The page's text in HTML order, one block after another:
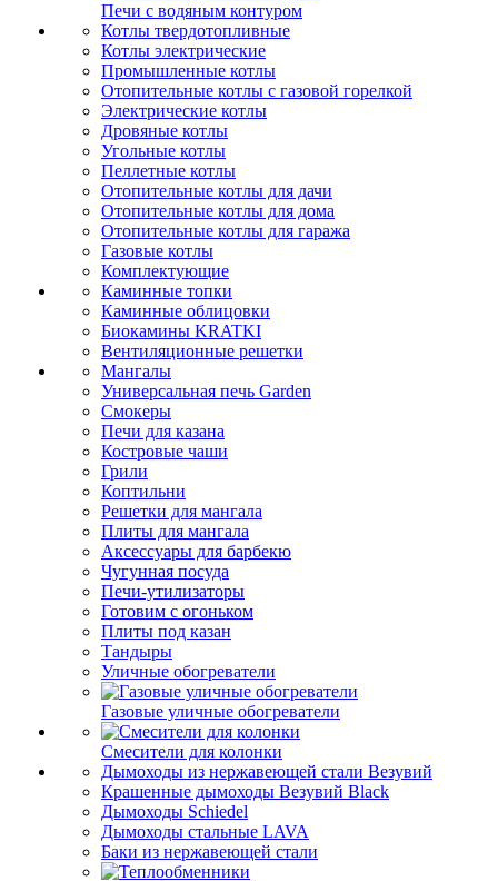
Печи с водяным контуром
Котлы твердотопливные
Котлы электрические
Промышленные котлы
Отопительные котлы с газовой горелкой
Электрические котлы
Дровяные котлы
Угольные котлы
Пеллетные котлы
Отопительные котлы для дачи
Отопительные котлы для дома
Отопительные котлы для гаража
Газовые котлы
Комплектующие
Каминные топки
Каминные облицовки
Биокамины KRATKI
Вентиляционные решетки
Мангалы
Универсальная печь Garden
Смокеры
Печи для казана
Костровые чаши
Грили
Коптильни
Решетки для мангала
Плиты для мангала
Аксессуары для барбекю
Чугунная посуда
Печи-утилизаторы
Готовим с огоньком
Плиты под казан
Тандыры
Уличные обогреватели
Газовые уличные обогреватели
Смесители для колонки
Дымоходы из нержавеющей стали Везувий
Крашенные дымоходы Везувий Black
Дымоходы Schiedel
Дымоходы стальные LAVA
Баки из нержавеющей стали